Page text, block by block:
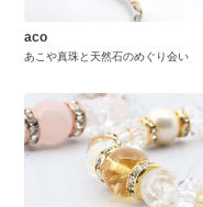
aco
あこや真珠と天然石のめぐり会い